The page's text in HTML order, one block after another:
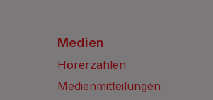
Medien
Hörerzahlen
Medienmitteilungen